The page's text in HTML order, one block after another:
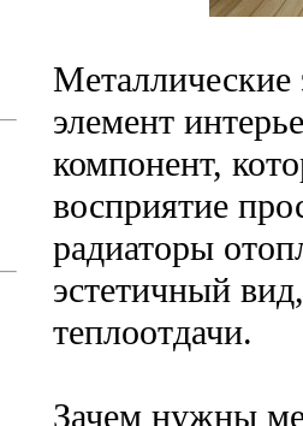
Металлические
элемент
компонент,
восприятие
радиаторы
эстетичный
теплоотдачи.
Зачем нужны